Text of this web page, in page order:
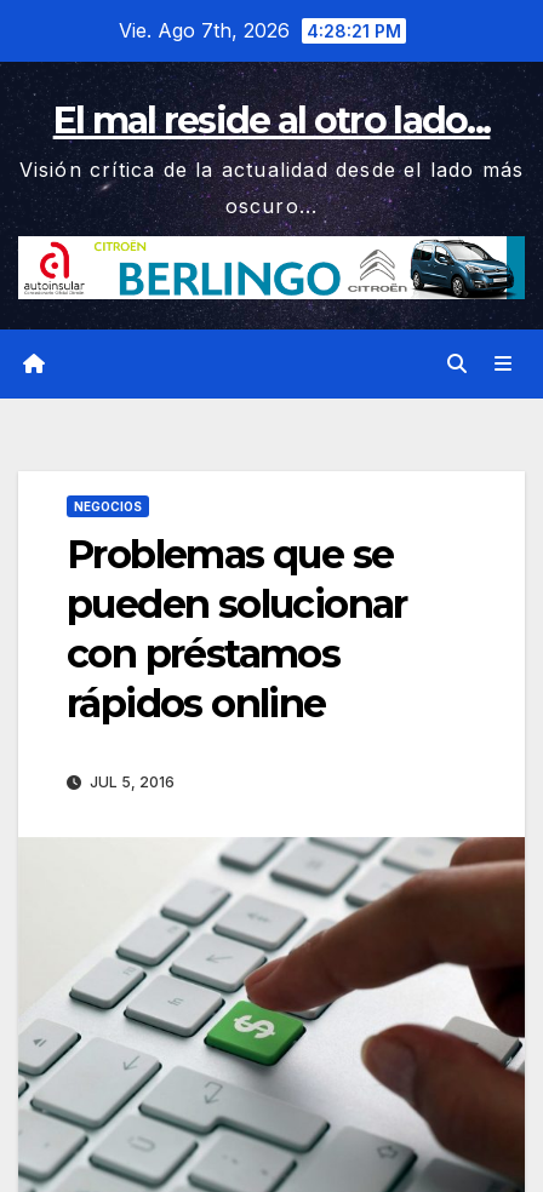
contenido
Vie. Ago 7th, 2026 4:28:22 PM
El mal reside al otro lado...
Visión crítica de la actualidad desde el lado más
oscuro...
NEGOCIOS
Problemas que se
pueden solucionar
con préstamos
rápidos online
JUL 5, 2016